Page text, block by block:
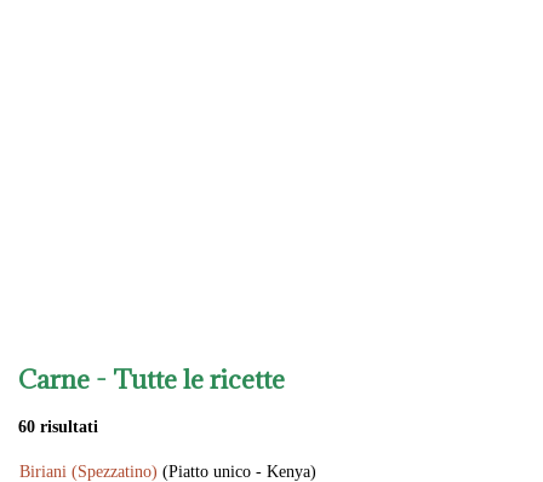
Carne - Tutte le ricette
60 risultati
Biriani (Spezzatino) (Piatto unico - Kenya)